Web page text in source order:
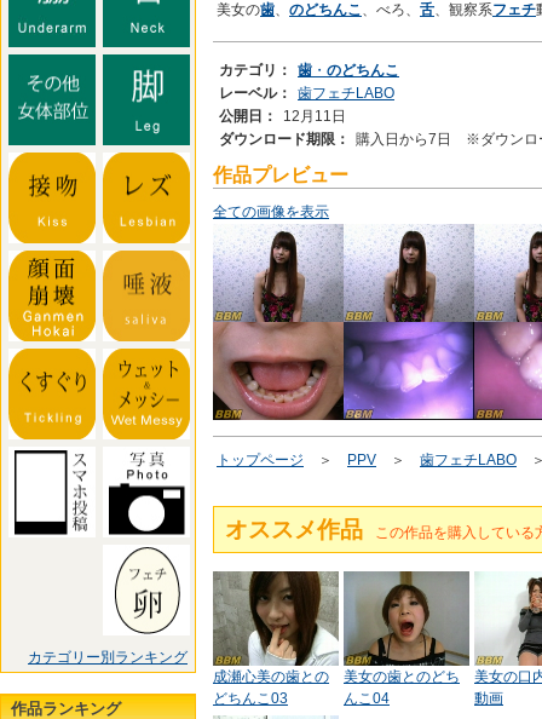
カテゴリー別ランキング
作品ランキング
美女の歯、 のどちんこ、べろ、 舌、観察系フェチ
カテゴリ： 歯 ・ のどちんこ
レーベル：
歯フェチLABO
公開日：
12月11日
ダウンロード期限：
購入日から7日 ※ダウンロ
作品プレビュー
全ての画像を表示
トップページ ＞ PPV ＞ 歯フェチLABO
オススメ作品 この作品を購入している
成瀬心美の歯との
どちんこ03
美女の歯とのどち
んこ04
美女の口
動画